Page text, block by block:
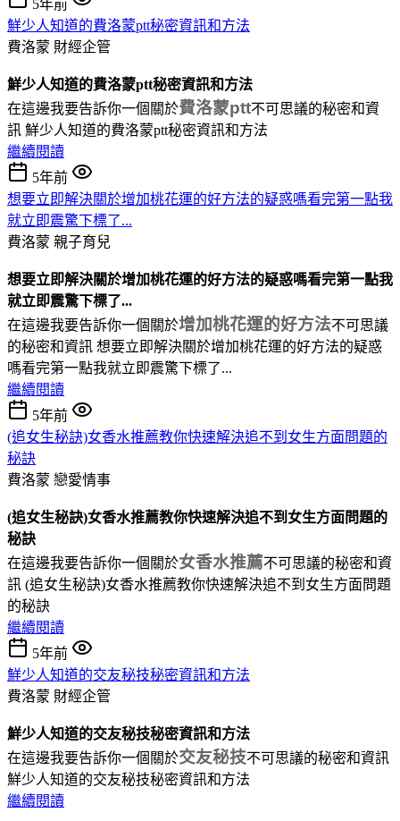
5年前
鮮少人知道的費洛蒙ptt秘密資訊和方法
費洛蒙 財經企管
鮮少人知道的費洛蒙ptt秘密資訊和方法
在這邊我要告訴你一個關於費洛蒙ptt不可思議的秘密和資
訊 鮮少人知道的費洛蒙ptt秘密資訊和方法
繼續閱讀
5年前
想要立即解決關於增加桃花運的好方法的疑惑嗎看完第一點我
就立即震驚下標了...
費洛蒙 親子育兒
想要立即解決關於增加桃花運的好方法的疑惑嗎看完第一點我
就立即震驚下標了...
在這邊我要告訴你一個關於增加桃花運的好方法不可思議
的秘密和資訊 想要立即解決關於增加桃花運的好方法的疑惑
嗎看完第一點我就立即震驚下標了...
繼續閱讀
5年前
(追女生秘訣)女香水推薦教你快速解決追不到女生方面問題的
秘訣
費洛蒙 戀愛情事
(追女生秘訣)女香水推薦教你快速解決追不到女生方面問題的
秘訣
在這邊我要告訴你一個關於女香水推薦不可思議的秘密和資
訊 (追女生秘訣)女香水推薦教你快速解決追不到女生方面問題
的秘訣
繼續閱讀
5年前
鮮少人知道的交友秘技秘密資訊和方法
費洛蒙 財經企管
鮮少人知道的交友秘技秘密資訊和方法
在這邊我要告訴你一個關於交友秘技不可思議的秘密和資訊
鮮少人知道的交友秘技秘密資訊和方法
繼續閱讀